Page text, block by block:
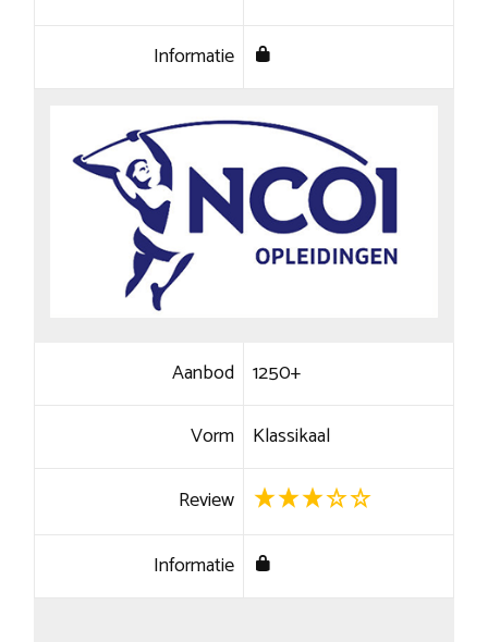
Informatie
Aanbod 1250+
Vorm Klassikaal
Review
Informatie